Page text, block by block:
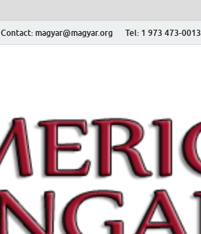
Contact: magyar@magyar.org Tel: 1 973 473-0013